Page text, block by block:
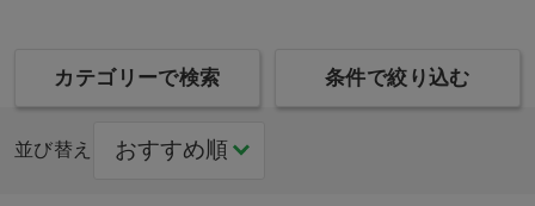
カテゴリーで検索 条件で絞り込む
並び替え